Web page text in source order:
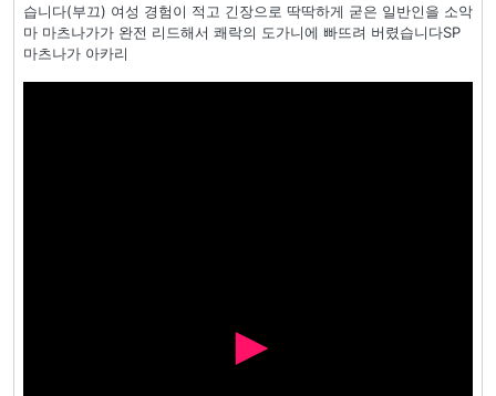
습니다(부끄) 여성 경험이 적고 긴장으로 딱딱하게 굳은 일반인을 소악
마 마츠나가가 완전 리드해서 쾌락의 도가니에 빠뜨려 버렸습니다SP
마츠나가 아카리